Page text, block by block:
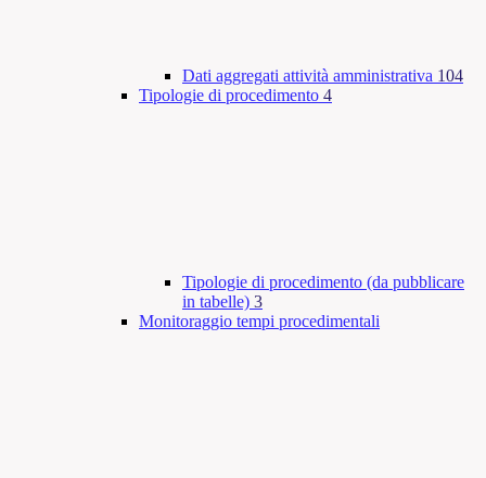
Dati aggregati attività amministrativa 104
Tipologie di procedimento 4
Tipologie di procedimento (da pubblicare
in tabelle) 3
Monitoraggio tempi procedimentali